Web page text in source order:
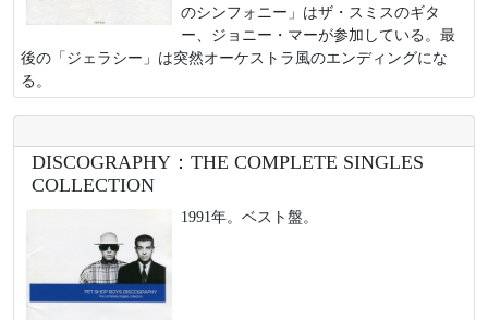
のシンフォニー」はザ・スミスのギタ
ー、ジョニー・マーが参加している。最
後の「ジェラシー」は突然オーケストラ風のエンディングにな
る。
DISCOGRAPHY：THE COMPLETE SINGLES
COLLECTION
1991年。ベスト盤。